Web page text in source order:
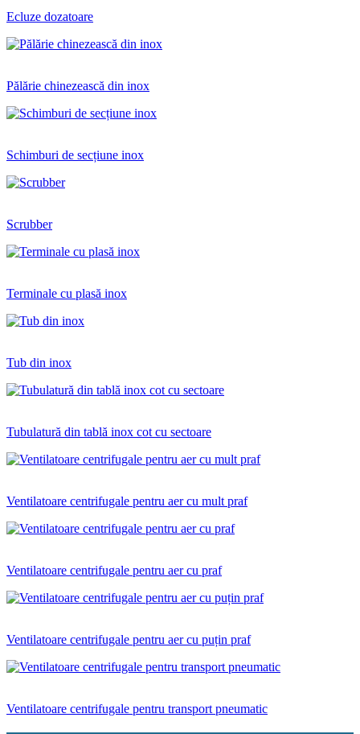
Ecluze dozatoare
Pălărie chinezească din inox
Schimburi de secțiune inox
Scrubber
Terminale cu plasă inox
Tub din inox
Tubulatură din tablă inox cot cu sectoare
Ventilatoare centrifugale pentru aer cu mult praf
Ventilatoare centrifugale pentru aer cu praf
Ventilatoare centrifugale pentru aer cu puțin praf
Ventilatoare centrifugale pentru transport pneumatic